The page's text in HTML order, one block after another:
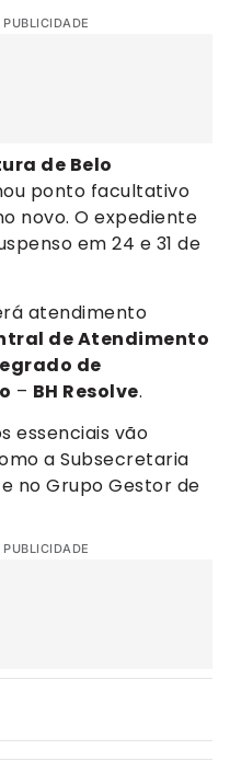
de Belo
ponto facultativo
novo. O expediente
em 24 e 31 de
atendimento
de Atendimento
de
– BH Resolve.
essenciais vão
a Subsecretaria
no Grupo Gestor de